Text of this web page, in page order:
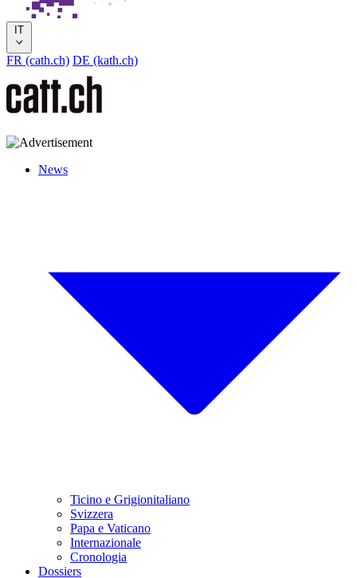
IT
FR (cath.ch) DE (kath.ch)
News
Ticino e Grigionitaliano
Svizzera
Papa e Vaticano
Internazionale
Cronologia
Dossiers